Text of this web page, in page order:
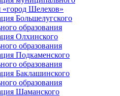
«город Шелехов»
Большелугского
образования
Олхинского
образования
Подкаменского
образования
Баклашинского
образования
Шаманского